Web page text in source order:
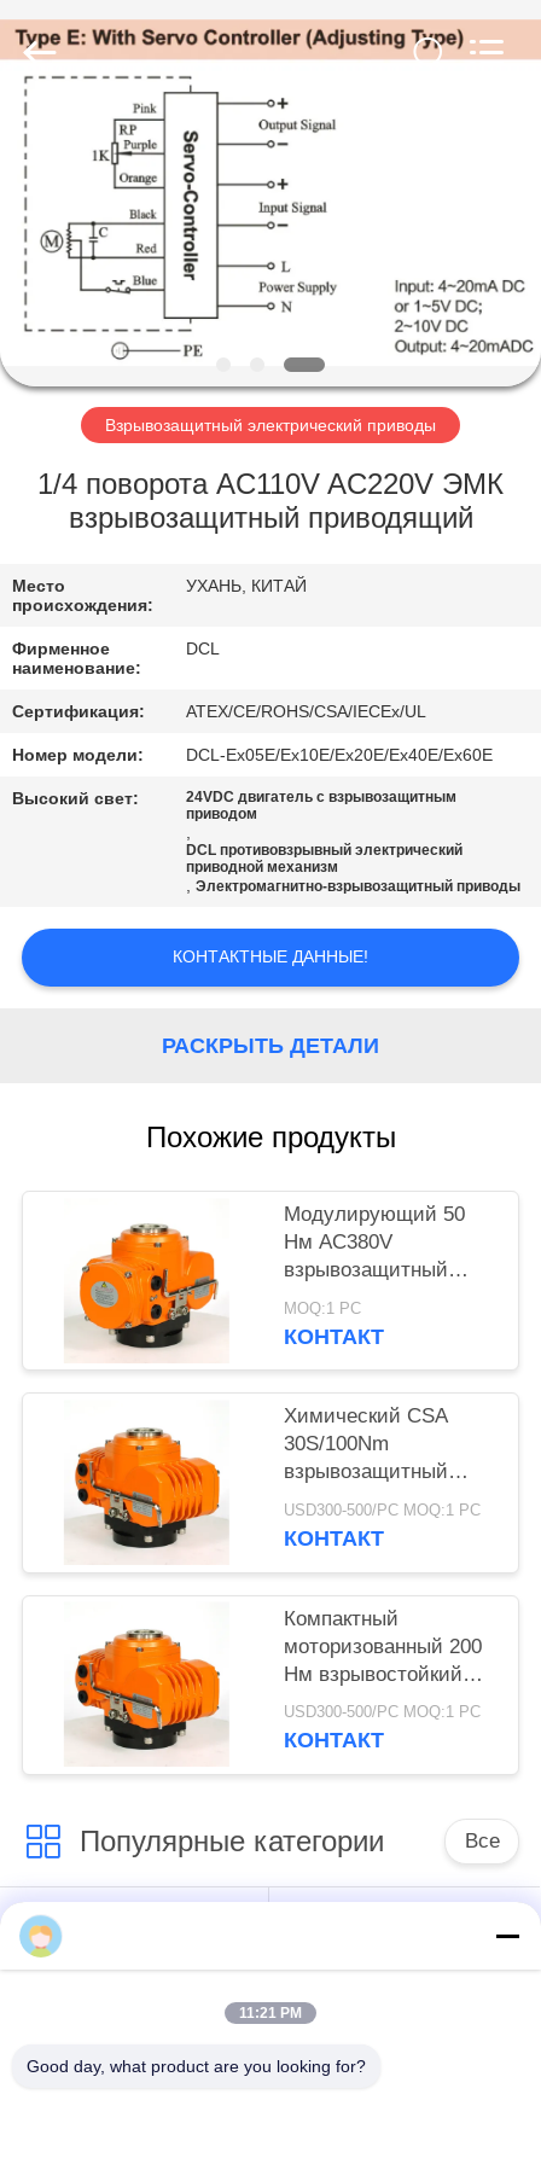
ДОМ
ПРОДУКТЫ
VR
ШОУ
НАС
ФАБРИКИ
ПРОВЕРКА
КАЧЕСТВА
СВЯЖИТЕСЬ
СПРОСИТЕ
ЦИТАТУ
САЙТА
PRIVACY
POLICY
Corporation
Limited.
Reserved.
Взрывозащитный электрический приводы
1/4 поворота AC110V AC220V ЭМК
взрывозащитный приводящий
Место
происхождения:
УХАНЬ, КИТАЙ
Фирменное
наименование:
DCL
Сертификация: ATEX/CE/ROHS/CSA/IECEx/UL
Номер модели: DCL-Ex05E/Ex10E/Ex20E/Ex40E/Ex60E
Высокий свет:
24VDC двигатель с взрывозащитным
приводом
,
DCL противовзрывный электрический
приводной механизм
,Электромагнитно-взрывозащитный приводы
КОНТАКТНЫЕ ДАННЫЕ!
РАСКРЫТЬ ДЕТАЛИ
Похожие продукты
Модулирующий 50
Нм AC380V
взрывозащитный
клапан-актуатор
MOQ:1 PC
КОНТАКТ
Химический CSA
30S/100Nm
взрывозащитный
исполнитель
USD300-500/PC MOQ:1 PC
КОНТАКТ
Компактный
моторизованный 200
Нм взрывостойкий
электрический
приводы ISO5211
USD300-500/PC MOQ:1 PC
КОНТАКТ
Популярные категории Все
Четверть поворота
приводы
Умный
приводы
11:21 PM
Good day, what product are you looking for?